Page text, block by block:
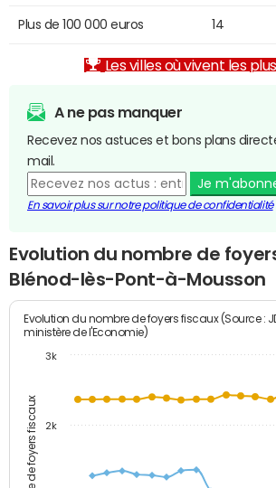
Plus de 100 000 euros 14
Les villes où vivent les
A ne pas manquer
Recevez nos astuces et bons plans
mail.
Je
En savoir plus sur notre politique de confidentialité
Evolution du nombre de
Blénod-lès-Pont-à-Mousson
Nombre de foyers fiscaux
Evolution du nombre de foyers fiscaux (Source :
ministère de l'Economie)
2k
3k